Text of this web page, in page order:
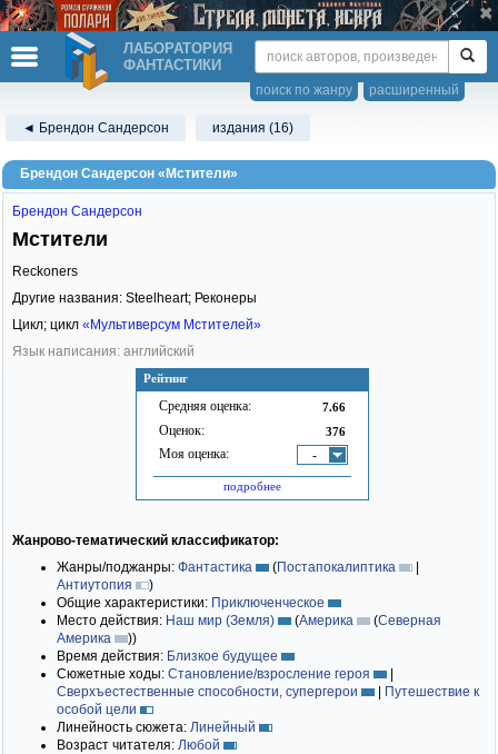
ЛАБОРАТОРИЯ
ФАНТАСТИКИ
расширенный
поиск по жанру
◄ Брендон Сандерсон издания (16)
Брендон Сандерсон «Мстители»
Рейтинг
Средняя оценка: 7.66
Оценок: 376
Моя оценка: -
подробнее
Брендон Сандерсон
Мстители
Reckoners
Другие названия: Steelheart; Реконеры
Цикл; цикл «Мультиверсум Мстителей»
Язык написания: английский
Жанрово-тематический классификатор:
Жанры/поджанры: Фантастика (Постапокалиптика
|
Антиутопия
)
Общие характеристики: Приключенческое
Место действия: Наш мир (Земля) (Америка (Северная
Америка
))
Время действия: Близкое будущее
Сюжетные ходы: Становление/взросление героя
|
Сверхъестественные способности, супергерои
| Путешествие к
особой цели
Линейность сюжета: Линейный
Возраст читателя: Любой